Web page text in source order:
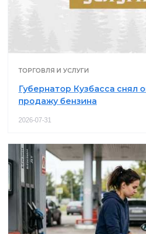
ТОРГОВЛЯ И УСЛУГИ
Губернатор Кузбасса снял
продажу бензина
2026-07-31